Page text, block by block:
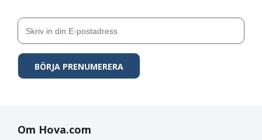
Om Hova.com